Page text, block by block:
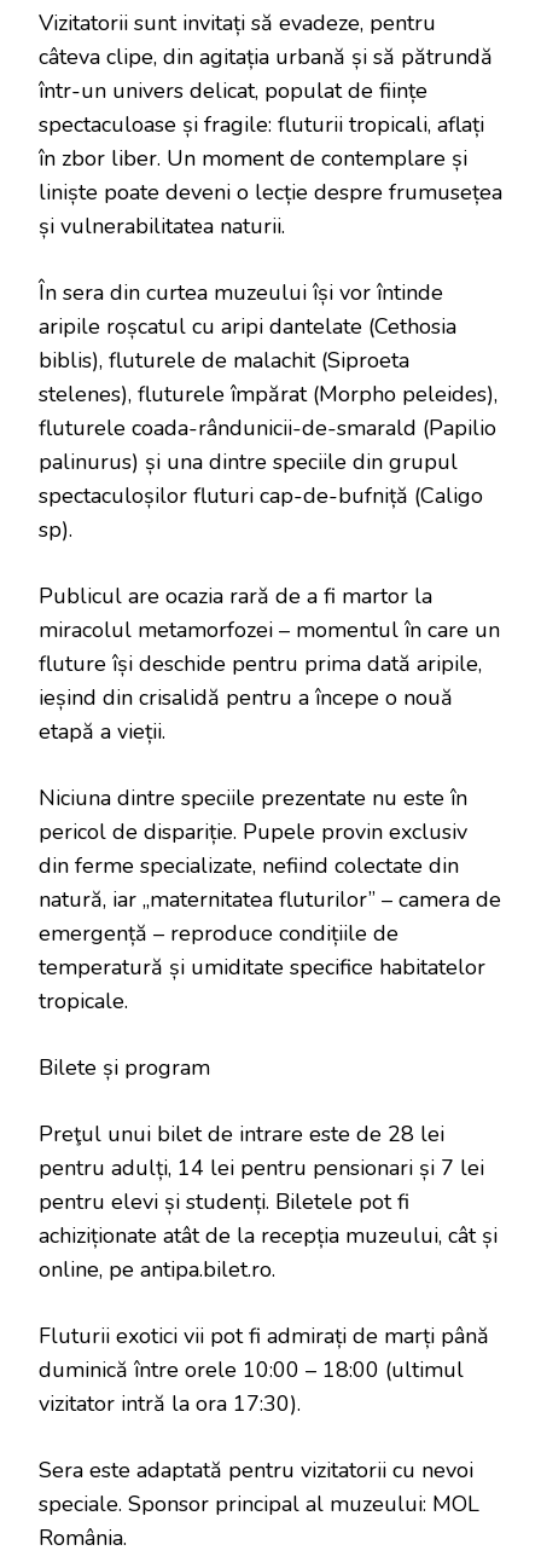
Vizitatorii sunt invitați să evadeze, pentru
câteva clipe, din agitația urbană și să pătrundă
într-un univers delicat, populat de ființe
spectaculoase și fragile: fluturii tropicali, aflați
în zbor liber. Un moment de contemplare și
liniște poate deveni o lecție despre frumusețea
și vulnerabilitatea naturii.
În sera din curtea muzeului își vor întinde
aripile roșcatul cu aripi dantelate (Cethosia
biblis), fluturele de malachit (Siproeta
stelenes), fluturele împărat (Morpho peleides),
fluturele coada-rândunicii-de-smarald (Papilio
palinurus) și una dintre speciile din grupul
spectaculoșilor fluturi cap-de-bufniță (Caligo
sp).
Publicul are ocazia rară de a fi martor la
miracolul metamorfozei – momentul în care un
fluture își deschide pentru prima dată aripile,
ieșind din crisalidă pentru a începe o nouă
etapă a vieții.
Niciuna dintre speciile prezentate nu este în
pericol de dispariție. Pupele provin exclusiv
din ferme specializate, nefiind colectate din
natură, iar „maternitatea fluturilor” – camera de
emergență – reproduce condițiile de
temperatură și umiditate specifice habitatelor
tropicale.
Bilete și program
Preţul unui bilet de intrare este de 28 lei
pentru adulți, 14 lei pentru pensionari și 7 lei
pentru elevi și studenți. Biletele pot fi
achiziționate atât de la recepția muzeului, cât și
online, pe antipa.bilet.ro.
Fluturii exotici vii pot fi admirați de marți până
duminică între orele 10:00 – 18:00 (ultimul
vizitator intră la ora 17:30).
Sera este adaptată pentru vizitatorii cu nevoi
speciale. Sponsor principal al muzeului: MOL
România.